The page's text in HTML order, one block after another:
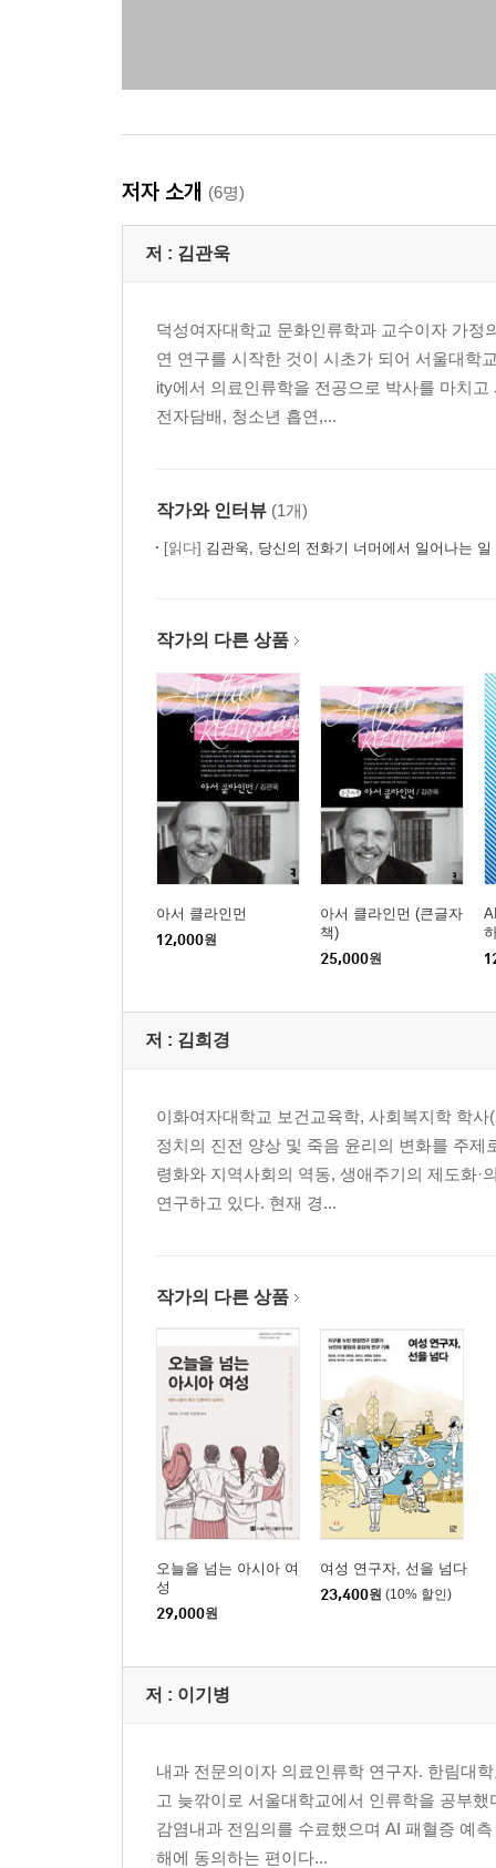
저자 소개 (6명)
저 : 김관욱
덕성여자대학교 문화인류학과 교수이자 가
연 연구를 시작한 것이 시초가 되어 서울대학
ity에서 의료인류학을 전공으로 박사를 마치
전자담배, 청소년 흡연,...
작가와 인터뷰 (1개)
[읽다] 김관욱, 당신의 전화기 너머에서 일어나는 일
작가의 다른 상품
아서 클라인먼
12,000원
아서 클라인먼 (큰글자
책)
25,000원
저 : 김희경
이화여자대학교 보건교육학, 사회복지학 학
정치의 진전 양상 및 죽음 윤리의 변화를 주
령화와 지역사회의 역동, 생애주기의 제도화
연구하고 있다. 현재 경...
작가의 다른 상품
오늘을 넘는 아시아 여
성
29,000원
여성 연구자, 선을 넘다
23,400원 (10% 할인)
저 : 이기병
내과 전문의이자 의료인류학 연구자. 한림대
고 늦깎이로 서울대학교에서 인류학을 공부
감염내과 전임의를 수료했으며 AI 패혈증 예
해에 동의하는 편이다...